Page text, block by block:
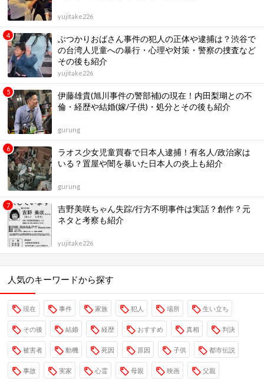
yujitake226
ぶつかりおばさん事件の犯人の正体や逮捕は？渋谷で
の台湾人児童への暴行・心理や対策・警察の捜査など
その後も紹介
yujitake226
伊藤雄貴(旭川事件の警部補)の現在！内田梨瑚との不
倫・経歴や結婚(嫁/子供)・処分とその後も紹介
gurung
ラオス少女児童買春で日本人逮捕！有名人/政治家は
いる？置屋や闇を暴いた日本人の炎上も紹介
gurung
吉野美咲ちゃん失踪/行方不明事件は実話？創作？元
ネタと考察も紹介
yujitake226
人気のキーワードから探す
現在 事件 家族 犯人 場所 生い立ち
その後 結婚 経歴 おすすめ 真相 判決
被害者 動機 死因 原因 子供 都市伝説
事故 実家 心霊 母親 映画 父親